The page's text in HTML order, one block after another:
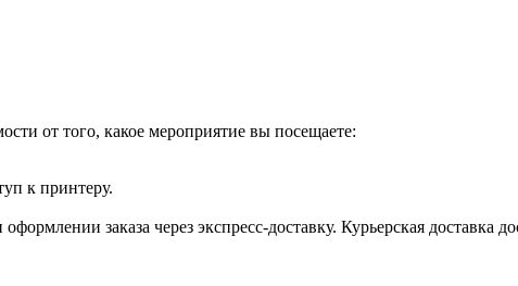
от того, какое мероприятие вы посещаете:
к принтеру.
заказа через экспресс-доставку. Курьерская доставка